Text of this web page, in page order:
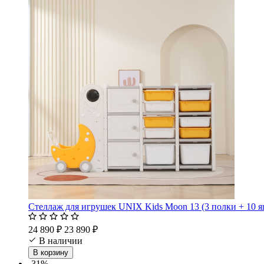
Стеллаж для игрушек UNIX Kids Moon 13 (3 полки + 10
24 890 ₽ 23 890 ₽
В наличии
В корзину